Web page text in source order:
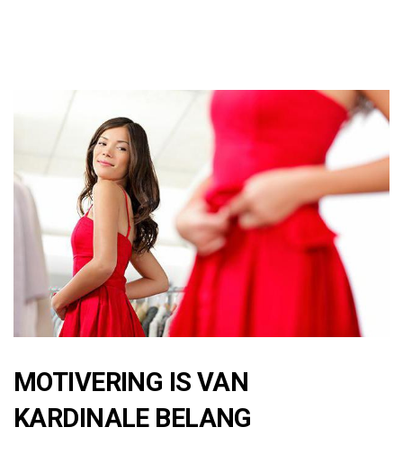
MOTIVERING IS VAN
KARDINALE BELANG